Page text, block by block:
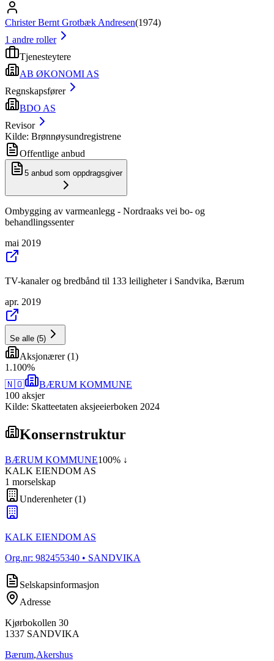
Christer Bernt Grotbæk Andresen(1974)
1 andre roller
Tjenesteytere
AB ØKONOMI AS
Regnskapsfører
BDO AS
Revisor
Kilde: Brønnøysundregistrene
Offentlige anbud
5 anbud som oppdragsgiver
Ombygging av varmeanlegg - Nordraaks vei bo- og
behandlingssenter
mai 2019
TV-kanaler og bredbånd til 133 leiligheter i Sandvika, Bærum
apr. 2019
Se alle (5)
Aksjonærer(1)
1 .100%
🇳🇴
BÆRUM KOMMUNE
100 aksjer
Kilde: Skatteetaten aksjeeierboken 2024
Konsernstruktur
BÆRUM KOMMUNE100% ↓
KALK EIENDOM AS
1 morselskap
Underenheter(1)
KALK EIENDOM AS
Org.nr: 982455340 • SANDVIKA
Selskapsinformasjon
Adresse
Kjørbokollen 30
1337 SANDVIKA
Bærum,Akershus